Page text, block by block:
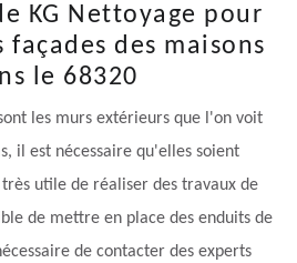
KG Nettoyage pour
des maisons
le 68320
les murs extérieurs que l'on voit
il est nécessaire qu'elles soient
utile de réaliser des travaux de
de mettre en place des enduits de
de contacter des experts